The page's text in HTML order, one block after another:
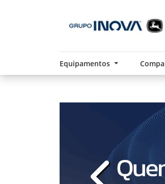
Equipamentos